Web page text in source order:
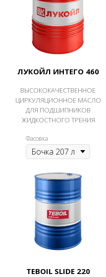
ЛУКОЙЛ ИНТЕГО 460
ВЫСОКОКАЧЕСТВЕННОЕ
ЦИРКУЛЯЦИОННОЕ МАСЛО
ДЛЯ ПОДШИПНИКОВ
ЖИДКОСТНОГО ТРЕНИЯ
Фасовка
TEBOIL SLIDE 220